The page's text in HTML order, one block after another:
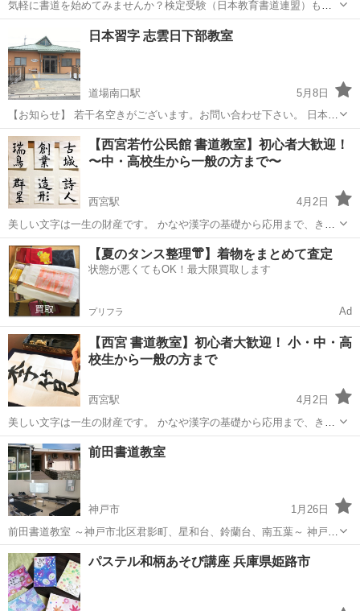
気軽に書道を始めてみませんか？検定受験（日本教育書道連盟）も可
能です。 ●火・水（10:00～、13:00～、16：00～） ●金（10:00～、
13:00～、16：00～、19：00～） ●3000円/2時間...
尼崎市 武庫之荘駅 書道
日本習字 志雲日下部教室
道場南口駅
5月8日
【お知らせ】 若干名空きがございます。お問い合わせ下さい。 日本習
字 講師:田中志雲 2024年5月更新 お稽古日は火曜日と木曜日です。
☆16:00〜 ☆17:00〜☆18:00〜(小学6年生以上) 現在、小学１年...
兵庫 神戸市 道場南口駅 書道
【西宮若竹公民館 書道教室】初心者大歓迎！
〜中・高校生から一般の方まで〜
西宮駅
4月2日
美しい文字は一生の財産です。 かなや漢字の基礎から応用まで、きれ
いな文字の書き方を習得していきます。 レッスンの内容は、一先会が
発行している競書誌をもとに、毎月決められた課題を練習。 毛筆・硬
筆（ペン字）ともに...
兵庫 西宮市 西宮駅 書道
【夏のタンス整理👘】着物をまとめて査定
状態が悪くてもOK！最大限買取します
プリフラ Ad
【西宮 書道教室】初心者大歓迎！ 小・中・高
校生から一般の方まで
西宮駅
4月2日
美しい文字は一生の財産です。 かなや漢字の基礎から応用まで、きれ
いな文字の書き方を習得していきます。 レッスンの内容は、一先会が
発行している競書誌をもとに、毎月決められた課題を練習。 毛筆・硬
筆（ペン字）とも、...
兵庫 西宮市 西宮駅 書道
前田書道教室
神戸市
1月26日
前田書道教室 ～神戸市北区君影町、星和台、鈴蘭台、南五葉～ 神戸市
北区君影町１丁目１−１３で書道教室をしています。 毛筆、ペン字丁
寧に指導いたします。 幼児から小学生、中学生、高校生、大人の方ま
で大歓迎。 学校...
兵庫 神戸市 前田
パステル和柄あそび講座 兵庫県姫路市